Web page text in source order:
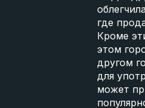
где
Кроме
этом
другом
для
может